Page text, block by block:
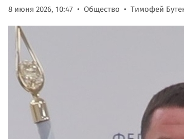
8 июня 2026, 10:47 Общество Тимофей